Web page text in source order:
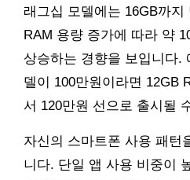
래그십 모델에는 16GB까
RAM 용량 증가에 따라 약
상승하는 경향을 보입니다.
델이 100만원이라면 12GB
서 120만원 선으로 출시될
자신의 스마트폰 사용 패턴
니다. 단일 앱 사용 비중이